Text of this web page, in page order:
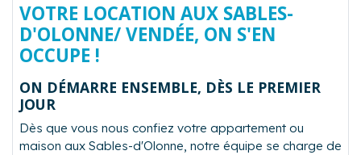
VOTRE LOCATION AUX SABLES-
D'OLONNE/ VENDÉE, ON S'EN
OCCUPE !
ON DÉMARRE ENSEMBLE, DÈS LE PREMIER
JOUR
Dès que vous nous confiez votre appartement ou
maison aux Sables-d'Olonne, notre équipe se charge de